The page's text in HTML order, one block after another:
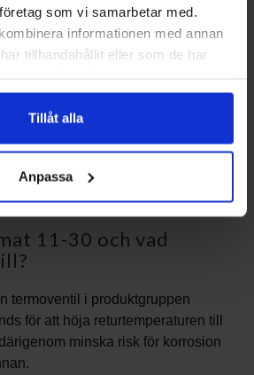
som vi samarbetar med.
informationen med annan
tillhandahållit eller som de har
Tillåt alla
Anpassa
variant som passar eller
systemet, erbjuder vi stöd
Kontakta PBS Svensk
11-30 bäst integreras i ditt
11-30 och vad
termoventil i produktgruppen
för att höja returtemperaturen till
minska risk för korrosion